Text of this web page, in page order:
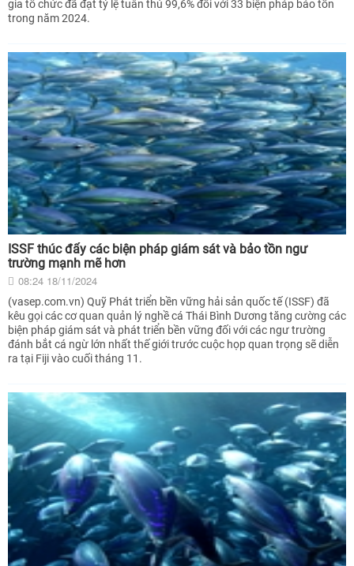
gia tổ chức đã đạt tỷ lệ tuân thủ 99,6% đối với 33 biện pháp bảo tồn
trong năm 2024.
ISSF thúc đẩy các biện pháp giám sát và bảo tồn ngư
trường mạnh mẽ hơn
08:24 18/11/2024
(vasep.com.vn) Quỹ Phát triển bền vững hải sản quốc tế (ISSF) đã
kêu gọi các cơ quan quản lý nghề cá Thái Bình Dương tăng cường các
biện pháp giám sát và phát triển bền vững đối với các ngư trường
đánh bắt cá ngừ lớn nhất thế giới trước cuộc họp quan trọng sẽ diễn
ra tại Fiji vào cuối tháng 11.